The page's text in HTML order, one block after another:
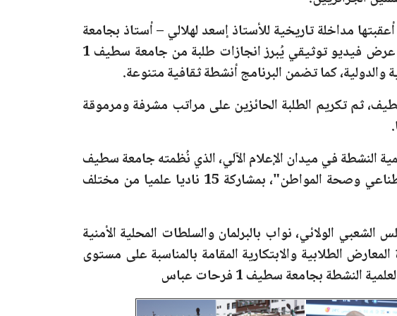
أعقبتها مداخلة تاريخية للأستاذ إسعد لهلالي – أستاذ بجامعة
، استعرض من خلالها تاريخ الحركة الطلابية الجزائرية، كما تم عرض فيديو توثيقي يُبرز انجازات طلبة من جامعة سطيف 1
والدولية، كما تضمن البرنامج أنشطة ثقافية متنوعة.
ثم تكريم الطلبة الحائزين على مراتب مشرفة ومرموقة
النشطة في ميدان الإعلام الآلي، الذي نُظمته جامعة سطيف
وصحة المواطن"
، بمشاركة 15 ناديا علميا من مختلف
الولائي، نواب بالبرلمان والسلطات المحلية الأمنية
المعارض الطلابية والابتكارية المقامة بالمناسبة على مستوى
النشطةبجامعة سطيف 1 فرحات عباس